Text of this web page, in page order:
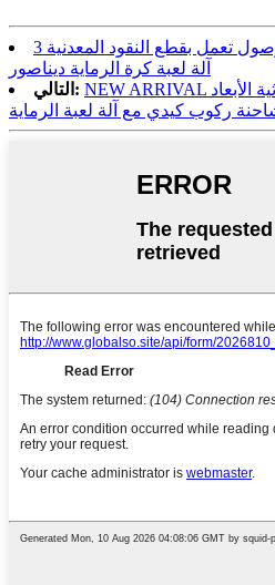
جديد وصول تعمل بقطع النقود المعدنية 3D كيدي ركوب
آلة لعبة كرة الرماية ديناصور
التالي: NEW ARRIVAL تعمل بقطع النقود المعدنية ثلاثية الأبعاد
ركوب كيدي مع آلة لعبة الرماية